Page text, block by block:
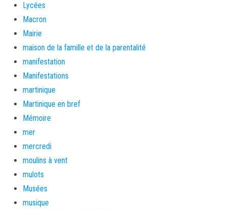
Lycées
Macron
Mairie
maison de la famille et de la parentalité
manifestation
Manifestations
martinique
Martinique en bref
Mémoire
mer
mercredi
moulins à vent
mulots
Musées
musique